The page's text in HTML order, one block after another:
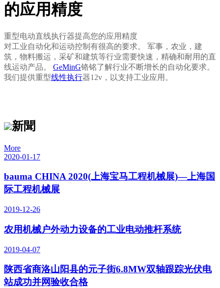
的应用精度
重型电动直线执行器提高您的应用精度
对工业自动化和运动控制有很高的要求。 军事，农业，建
筑，物料搬运，采矿和建筑等行业需要快速，精确和耐用的直
线运动产品。 GeMinG铬铭了解行业不断增长的自动化要求。
我们提供重型线性执行器12v，以支持工业应用。
新聞
More
2020-01-17
bauma CHINA 2020(上海宝马工程机械展)—上海国
际工程机械展
2019-12-26
农用机械户外动力设备的工业电动推杆系统
2019-04-07
陕西省商洛山阳县的元子街6.8MW双轴跟踪光伏电
站成功并网验收合格